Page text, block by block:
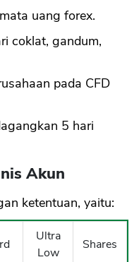
uang forex.
coklat, gandum,
pada CFD
5 hari
Akun
ketentuan, yaitu:
Ultra
Low
Shares